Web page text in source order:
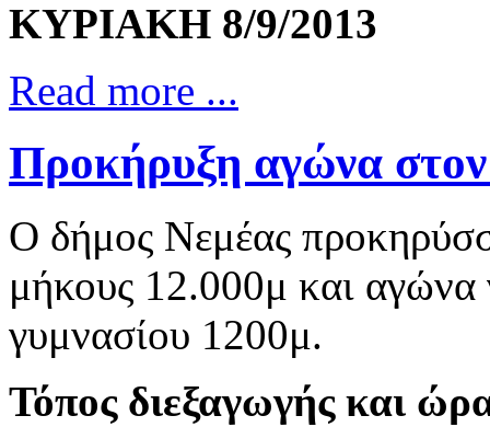
ΚΥΡΙΑΚΗ 8/9/2013
Read more ...
Προκήρυξη αγώνα
Ο δήμος Νεμέας
μήκους 12.000μ και αγώνα
γυμνασίου 1200μ.
Τόπος διεξαγωγής και